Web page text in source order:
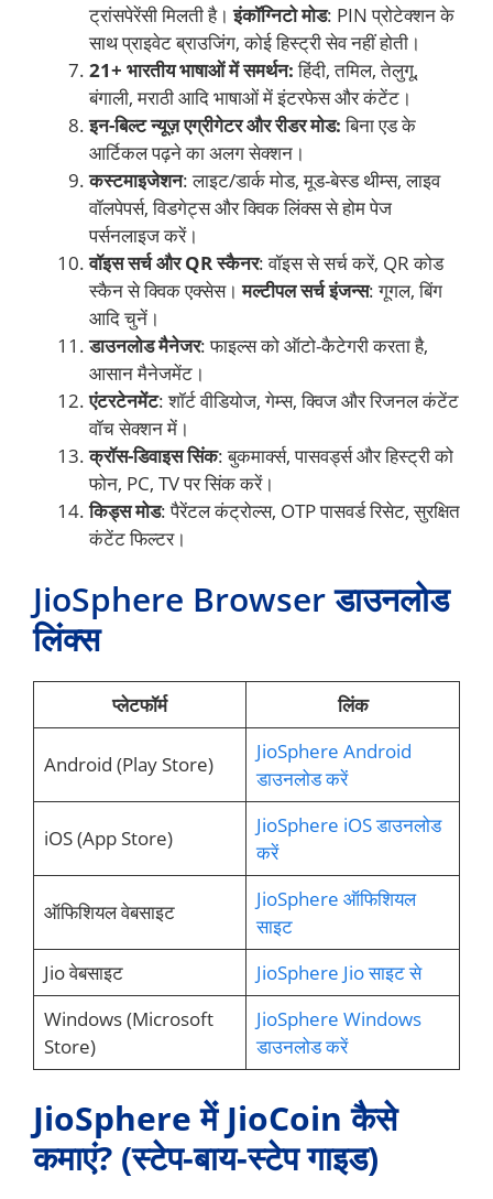
ट्रांसपेरेंसी मिलती है।इंकॉग्निटो मोड: PIN प्रोटेक्शन के
साथ प्राइवेट ब्राउजिंग, कोई हिस्ट्री सेव नहीं होती।
21+ भारतीय भाषाओं में समर्थन:हिंदी, तमिल, तेलुगू,
बंगाली, मराठी आदि भाषाओं में इंटरफेस और कंटेंट।
इन-बिल्ट न्यूज़ एग्रीगेटर और रीडर मोड:बिना एड के
आर्टिकल पढ़ने का अलग सेक्शन।
कस्टमाइजेशन: लाइट/डार्क मोड, मूड-बेस्ड थीम्स, लाइव
वॉलपेपर्स, विडगेट्स और क्विक लिंक्स से होम पेज
पर्सनलाइज करें।
वॉइस सर्च और QR स्कैनर: वॉइस से सर्च करें, QR कोड
स्कैन से क्विक एक्सेस।मल्टीपल सर्च इंजन्स: गूगल, बिंग
आदि चुनें।
डाउनलोड मैनेजर: फाइल्स को ऑटो-कैटेगरी करता है,
आसान मैनेजमेंट।
एंटरटेनमेंट: शॉर्ट वीडियोज, गेम्स, क्विज और रिजनल कंटेंट
वॉच सेक्शन में।
क्रॉस-डिवाइस सिंक: बुकमार्क्स, पासवर्ड्स और हिस्ट्री को
फोन, PC, TV पर सिंक करें।
किड्स मोड: पैरेंटल कंट्रोल्स, OTP पासवर्ड रिसेट, सुरक्षित
कंटेंट फिल्टर।
JioSphere Browser डाउनलोड
लिंक्स
प्लेटफॉर्म लिंक
Android (Play Store)
JioSphere Android
डाउनलोड करें
iOS (App Store)
JioSphere iOS डाउनलोड
करें
ऑफिशियल वेबसाइट
JioSphere ऑफिशियल
साइट
Jio वेबसाइट
JioSphere Jio साइट से
Windows (Microsoft
Store)
JioSphere Windows
डाउनलोड करें
JioSphere में JioCoin कैसे
कमाएं? (स्टेप-बाय-स्टेप गाइड)